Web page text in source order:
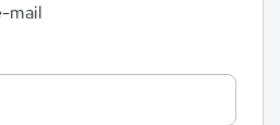
mail